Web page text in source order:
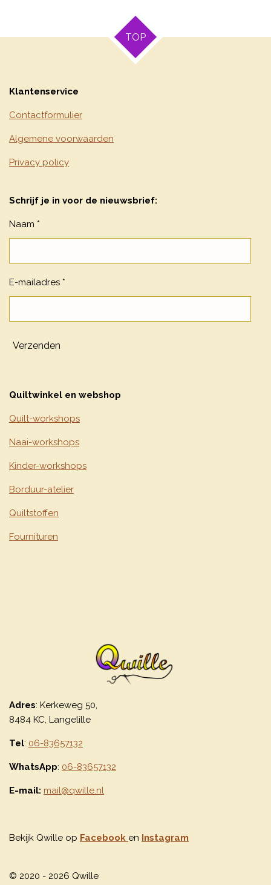
TOP
Klantenservice
Contactformulier
Algemene voorwaarden
Privacy policy
Schrijf je in voor de nieuwsbrief:
Naam *
E-mailadres *
Verzenden
Quiltwinkel en webshop
Quilt-workshops
Naai-workshops
Kinder-workshops
Borduur-atelier
Quiltstoffen
Fournituren
Adres: Kerkeweg 50,
8484 KC, Langelille
Tel: 06-83657132
WhatsApp: 06-83657132
E-mail: mail@qwille.nl
Bekijk Qwille op Facebook en Instagram
© 2020 - 2026 Qwille